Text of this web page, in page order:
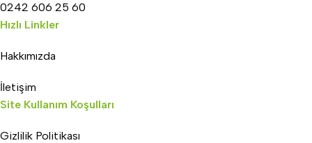
0242 606 25 60
Hızlı Linkler
Hakkımızda
İletişim
Site Kullanım Koşulları
Gizlilik Politikası